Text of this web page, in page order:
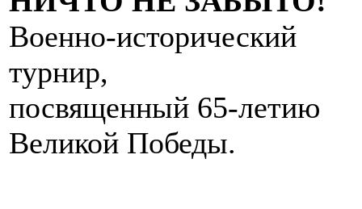
Военно-исторический
турнир,
посвященный 65-летию
Великой Победы.